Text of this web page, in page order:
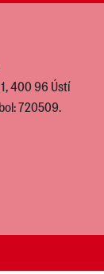
400 96 Ústí
720509.